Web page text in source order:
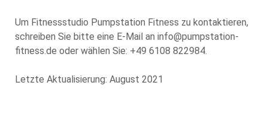
Um Fitnessstudio Pumpstation Fitness zu kontaktieren,
schreiben Sie bitte eine E-Mail an info@pumpstation-
fitness.de oder wählen Sie: +49 6108 822984.
Letzte Aktualisierung: August 2021